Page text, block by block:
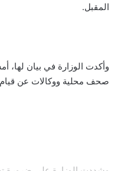
المقبل.
وأكدت الوزارة في بيان لها،
صحف محلية ووكالات عن